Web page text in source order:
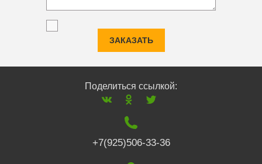
ЗАКАЗАТЬ
Поделиться ссылкой:
+7(925)506-33-36